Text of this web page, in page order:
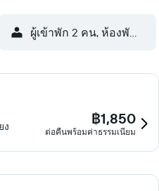
ผู้เข้าพัก 2 คน, ห้องพัก 1 ห้
ง ฿1,850
ต่อคืนพร้อมค่าธรรมเนียม